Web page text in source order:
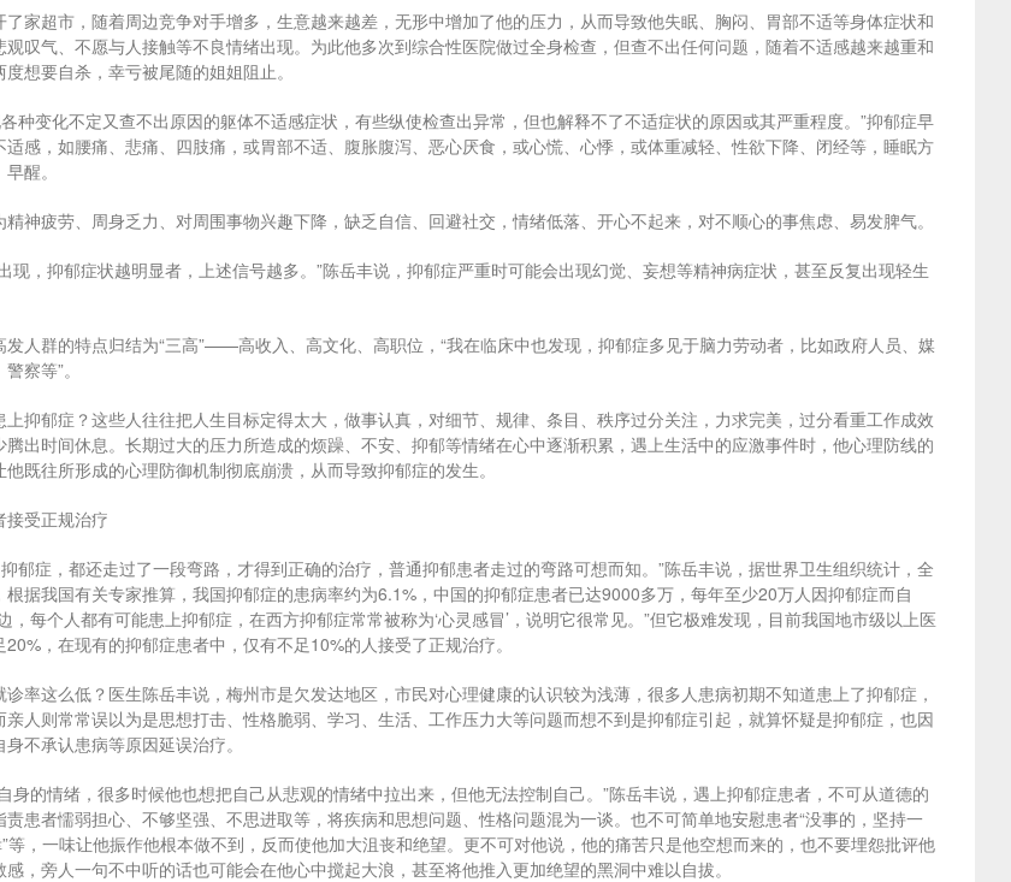
家超市，随着周边竞争对手增多，生意越来越差，无形中增加了他的压力，从而导致他失眠、胸闷、胃部不适等身体症状和
叹气、不愿与人接触等不良情绪出现。为此他多次到综合性医院做过全身检查，但查不出任何问题，随着不适感越来越重和
想要自杀，幸亏被尾随的姐姐阻止。
种变化不定又查不出原因的躯体不适感症状，有些纵使检查出异常，但也解释不了不适症状的原因或其严重程度。”抑郁症早
感，如腰痛、悲痛、四肢痛，或胃部不适、腹胀腹泻、恶心厌食，或心慌、心悸，或体重减轻、性欲下降、闭经等，睡眠方
醒。
神疲劳、周身乏力、对周围事物兴趣下降，缺乏自信、回避社交，情绪低落、开心不起来，对不顺心的事焦虑、易发脾气。
现，抑郁症状越明显者，上述信号越多。”陈岳丰说，抑郁症严重时可能会出现幻觉、妄想等精神病症状，甚至反复出现轻生
人群的特点归结为“三高”——高收入、高文化、高职位，“我在临床中也发现，抑郁症多见于脑力劳动者，比如政府人员、媒
察等”。
抑郁症？这些人往往把人生目标定得太大，做事认真，对细节、规律、条目、秩序过分关注，力求完美，过分看重工作成效
出时间休息。长期过大的压力所造成的烦躁、不安、抑郁等情绪在心中逐渐积累，遇上生活中的应激事件时，他心理防线的
既往所形成的心理防御机制彻底崩溃，从而导致抑郁症的发生。
接受正规治疗
郁症，都还走过了一段弯路，才得到正确的治疗，普通抑郁患者走过的弯路可想而知。”陈岳丰说，据世界卫生组织统计，全
据我国有关专家推算，我国抑郁症的患病率约为6.1%，中国的抑郁症患者已达9000多万，每年至少20万人因抑郁症而自
，每个人都有可能患上抑郁症，在西方抑郁症常常被称为‘心灵感冒’，说明它很常见。”但它极难发现，目前我国地市级以上医
，在现有的抑郁症患者中，仅有不足10%的人接受了正规治疗。
率这么低？医生陈岳丰说，梅州市是欠发达地区，市民对心理健康的认识较为浅薄，很多人患病初期不知道患上了抑郁症，
人则常常误以为是思想打击、性格脆弱、学习、生活、工作压力大等问题而想不到是抑郁症引起，就算怀疑是抑郁症，也因
不承认患病等原因延误治疗。
身的情绪，很多时候他也想把自己从悲观的情绪中拉出来，但他无法控制自己。”陈岳丰说，遇上抑郁症患者，不可从道德的
患者懦弱担心、不够坚强、不思进取等，将疾病和思想问题、性格问题混为一谈。也不可简单地安慰患者“没事的，坚持一
等，一味让他振作他根本做不到，反而使他加大沮丧和绝望。更不可对他说，他的痛苦只是他空想而来的，也不要埋怨批评他
，旁人一句不中听的话也可能会在他心中搅起大浪，甚至将他推入更加绝望的黑洞中难以自拔。